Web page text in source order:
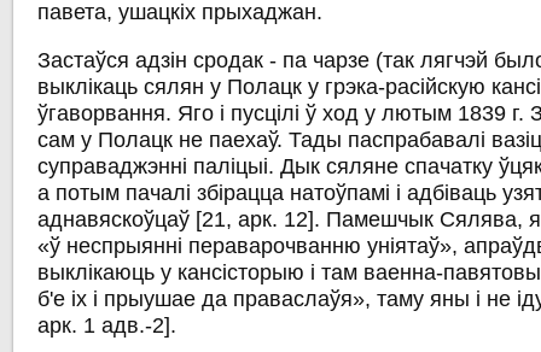
павета, ушацкіх прыхаджан.
Застаўся адзін сродак - па чарзе (так лягчэй
выклікаць сялян у Полацк у грэка-расійскую
ўгаворвання. Яго і пусцілі ў ход у лютым 1839 г.
сам у Полацк не паехаў. Тады паспрабавалі
суправаджэнні паліцыі. Дык сяляне спачатку
а потым пачалі збірацца натоўпамі і адбіваць
аднавяскоўцаў [21, арк. 12]. Памешчык Сялява,
«ў неспрыянні пераварочванню уніятаў»,
выклікаюць у кансісторыю і там ваенна-
б'е іх і прыушае да праваслаўя», таму яны і не
арк. 1 адв.-2].